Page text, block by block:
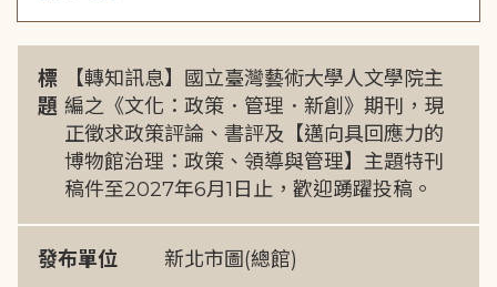
標
題
【轉知訊息】國立臺灣藝術大學人文學院主
編之《文化：政策．管理．新創》期刊，現
正徵求政策評論、書評及【邁向具回應力的
博物館治理：政策、領導與管理】主題特刊
稿件至2027年6月1日止，歡迎踴躍投稿。
發布單位 新北市圖(總館)